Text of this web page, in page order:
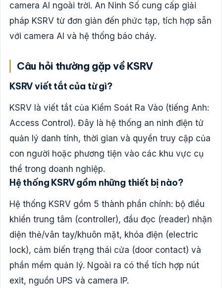
camera AI ngoài trời. An Ninh Số cung cấp giải
pháp KSRV từ đơn giản đến phức tạp, tích hợp sẵn
với camera AI và hệ thống báo cháy.
Câu hỏi thường gặp về KSRV
KSRV viết tắt của từ gì?
KSRV là viết tắt của Kiểm Soát Ra Vào (tiếng Anh:
Access Control). Đây là hệ thống an ninh điện tử
quản lý danh tính, thời gian và quyền truy cập của
con người hoặc phương tiện vào các khu vực cụ
thể trong doanh nghiệp.
Hệ thống KSRV gồm những thiết bị nào?
Hệ thống KSRV gồm 5 thành phần chính: bộ điều
khiển trung tâm (controller), đầu đọc (reader) nhận
diện thẻ/vân tay/khuôn mặt, khóa điện (electric
lock), cảm biến trạng thái cửa (door contact) và
phần mềm quản lý. Ngoài ra có thể tích hợp nút
exit, nguồn UPS và camera IP.